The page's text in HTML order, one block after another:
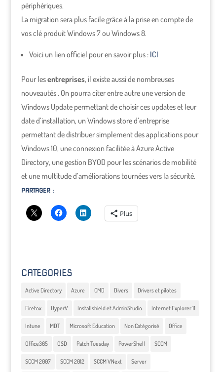
périphériques.
La migration sera plus facile grâce à la prise en compte de
vos clé produit Windows 7 ou Windows 8.
Voici un lien officiel pour en savoir plus : ICI
Pour lesentreprises, il existe aussi de nombreuses
nouveautés . On pourra citer entre autre une version de
Windows Update permettant de choisir ces updates et leur
date d’installation, un Windows store d’entreprise
permettant de distribuer simplement des applications pour
Windows 10, une connexion facilitée à Azure Active
Directory, une gestion BYOD pour les scénarios de mobilité
et une multitude d’améliorations tournées vers la sécurité.
PARTAGER :
Plus
CATEGORIES
Active Directory Azure CMD Divers Drivers et pilotes
Firefox HyperV Installshield et AdminStudio Internet Explorer 11
Intune MDT Microsoft Education Non Catégorisé Office
Office365 OSD Patch Tuesday PowerShell SCCM
SCCM 2007 SCCM 2012 SCCM VNext Server